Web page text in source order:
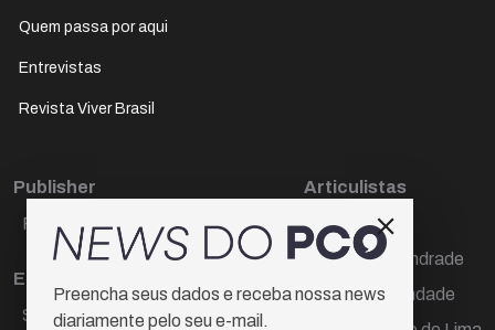
Quem passa por aqui
Entrevistas
Revista Viver Brasil
Publisher
Paulo Cesar de Oliveira
Editora Chefe
Sueli Cotta
Articulistas
Décio Freire
Dr Marcos Andrade
Hamilton Trindade
Preencha seus dados e receba nossa news
diariamente pelo seu e-mail.